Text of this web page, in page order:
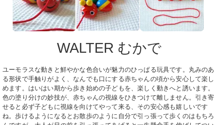
WALTER むかで
ユーモラスな動きと鮮やかな色合いが魅力のひっぱる玩具です。丸みのあ
る形状で手触りがよく、なんでも口にする赤ちゃんの頃から安心して楽し
めます。はいはい期から歩き始めの子どもを、楽しく動きへと誘います。
色の塗り分けの妙技が、赤ちゃんの視線をひきつけて離しません。引き寄
せると必ず子どもに視線を向けてやって来る、その安心感も嬉しいです
ね。歩けるようになるとお散歩のように自分で引っ張って歩くのはもちろ